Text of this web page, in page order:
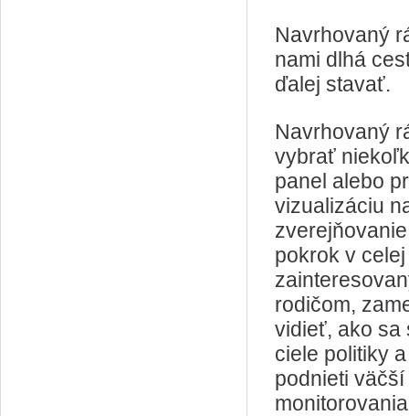
Navrhovaný
nami dlhá
ďalej stavať.
Navrhovaný
vybrať
panel alebo
vizualizáciu
pokrok v
rodičom,
vidieť, ako sa
ciele politiky
podnieti